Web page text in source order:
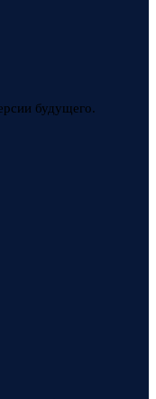
будущего.